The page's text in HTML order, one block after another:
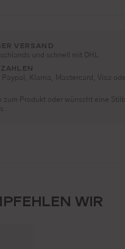
VERSAND
und schnell mit DHL
Klarna, Mastercard, Visa
zum Produkt oder wünscht eine
WIR